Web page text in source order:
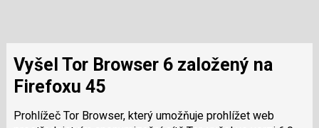
Vyšel Tor Browser 6 založený na
Firefoxu 45
Prohlížeč Tor Browser, který umožňuje prohlížet web